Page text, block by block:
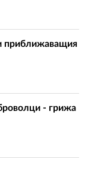
приближаващия
- грижа